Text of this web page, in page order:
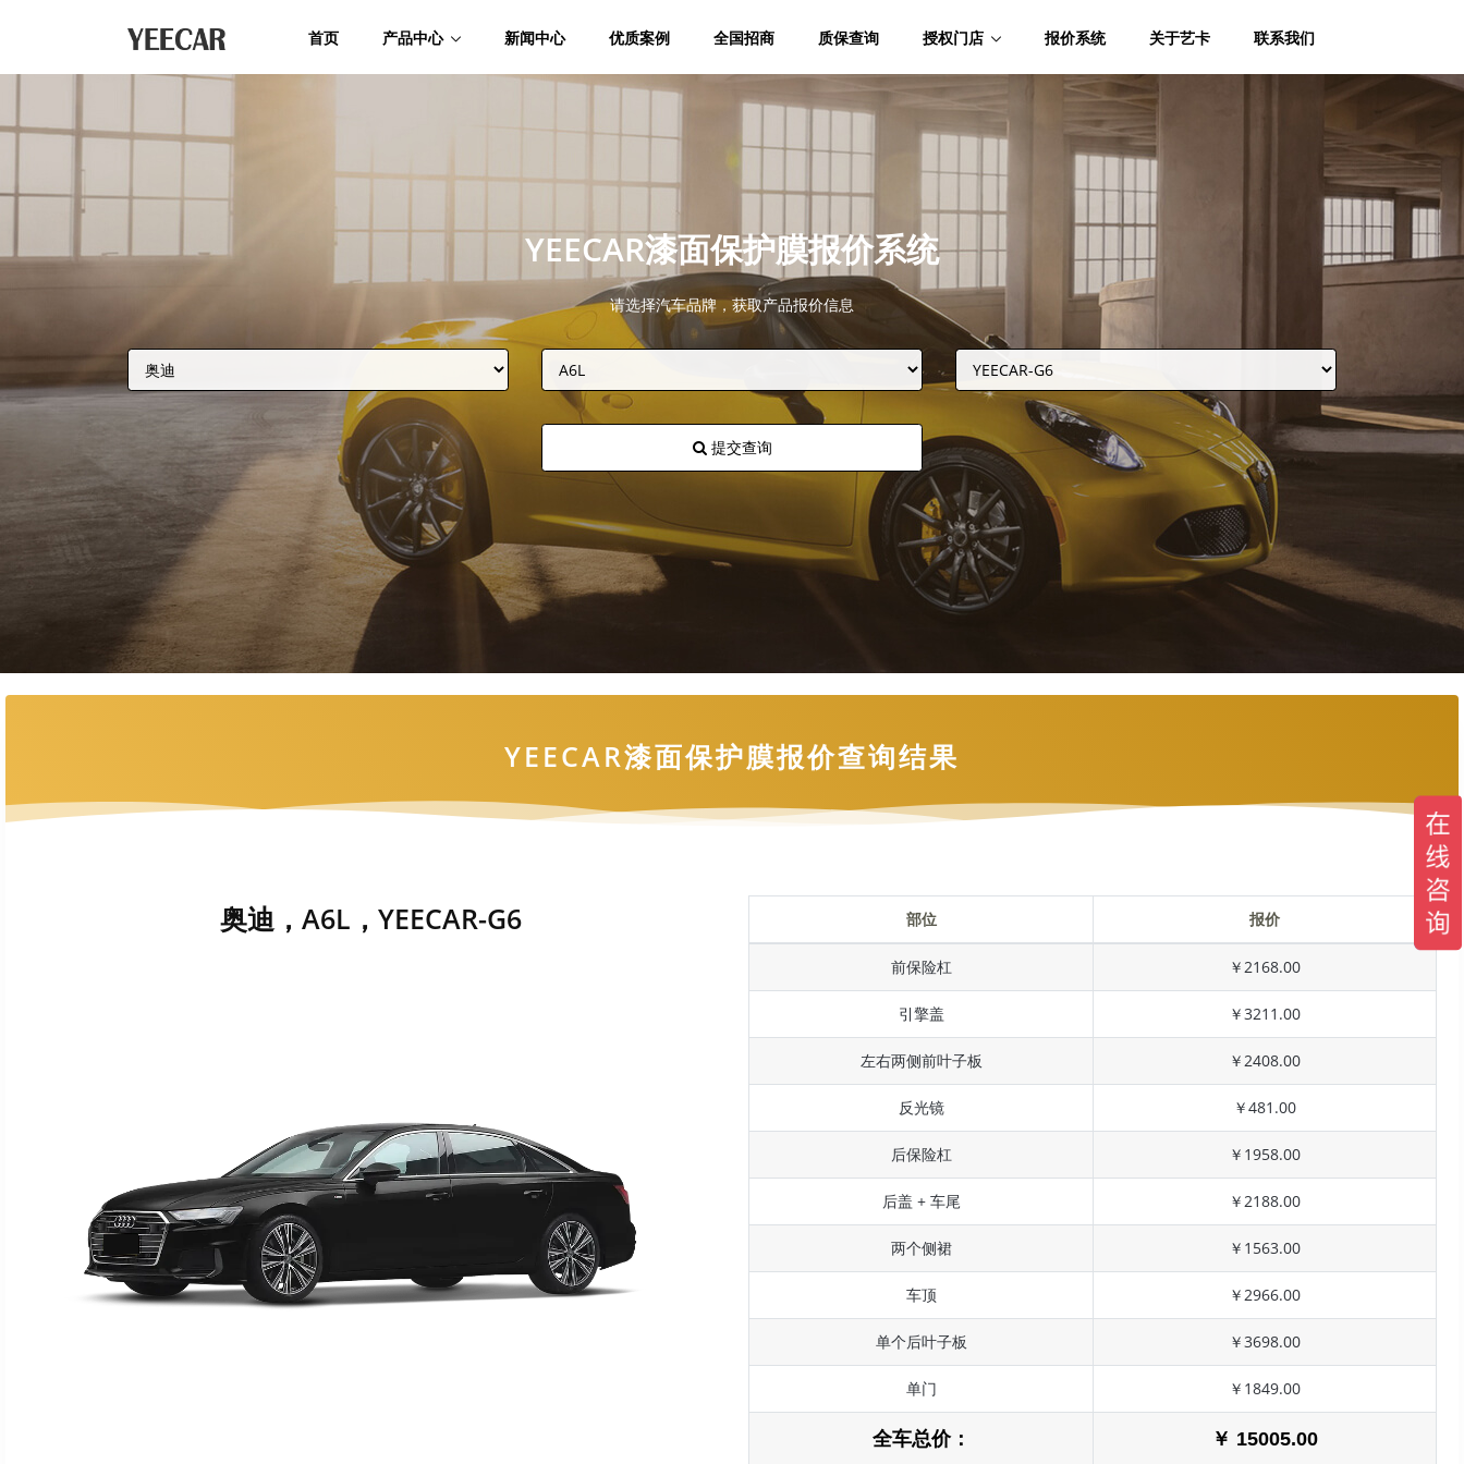
首页 产品中心 新闻中心 优质案例 全国招商 质保查询 授权门店 报价系统 关于艺卡 联系我们
YEECAR漆面保护膜报价系统
请选择汽车品牌，获取产品报价信息
提交查询
YEECAR漆面保护膜报价查询结果
奥迪，A6L，YEECAR-G6 部位 报价
前保险杠 ￥2168.00
引擎盖 ￥3211.00
左右两侧前叶子板 ￥2408.00
反光镜 ￥481.00
后保险杠 ￥1958.00
后盖 + 车尾 ￥2188.00
两个侧裙 ￥1563.00
车顶 ￥2966.00
单个后叶子板 ￥3698.00
单门 ￥1849.00
全车总价： ￥ 15005.00